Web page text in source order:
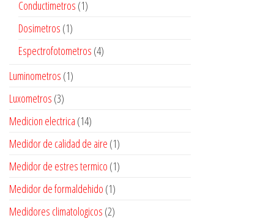
Conductimetros (1)
Dosimetros (1)
Espectrofotometros (4)
Luminometros (1)
Luxometros (3)
Medicion electrica (14)
Medidor de calidad de aire (1)
Medidor de estres termico (1)
Medidor de formaldehido (1)
Medidores climatologicos (2)